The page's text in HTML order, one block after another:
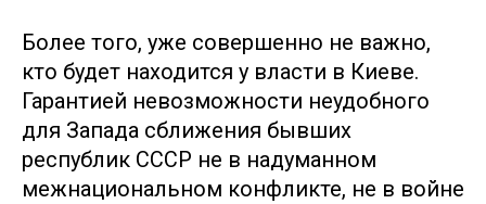
Более того, уже совершенно не важно,
кто будет находится у власти в Киеве.
Гарантией невозможности неудобного
для Запада сближения бывших
республик СССР не в надуманном
межнациональном конфликте, не в войне